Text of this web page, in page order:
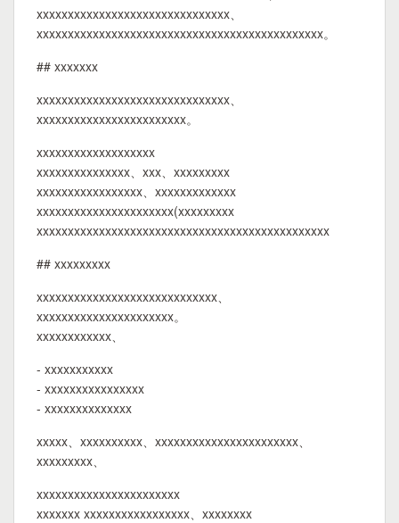
xxxxxxxxxxxxxxxxxxxxxxxxxxxxxxx、
xxxxxxxxxxxxxxxxxxxxxxxxxxxxxxxxxxxxxxxxxxxxxx。
## xxxxxxx
xxxxxxxxxxxxxxxxxxxxxxxxxxxxxxx、
xxxxxxxxxxxxxxxxxxxxxxxx。
xxxxxxxxxxxxxxxxxxx
xxxxxxxxxxxxxxx、xxx、xxxxxxxxx
xxxxxxxxxxxxxxxxx、xxxxxxxxxxxxx
xxxxxxxxxxxxxxxxxxxxxx(xxxxxxxxx
xxxxxxxxxxxxxxxxxxxxxxxxxxxxxxxxxxxxxxxxxxxxxxx
## xxxxxxxxx
xxxxxxxxxxxxxxxxxxxxxxxxxxxxx、
xxxxxxxxxxxxxxxxxxxxxx。
xxxxxxxxxxxx、
- xxxxxxxxxxx
- xxxxxxxxxxxxxxxx
- xxxxxxxxxxxxxx
xxxxx、xxxxxxxxxx、xxxxxxxxxxxxxxxxxxxxxxx、
xxxxxxxxx、
xxxxxxxxxxxxxxxxxxxxxxx
xxxxxxx xxxxxxxxxxxxxxxxx、xxxxxxxx